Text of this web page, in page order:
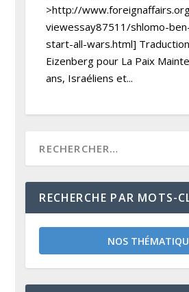
>http://
viewessay87511/shlomo-
start-all-wars.html]
Eizenberg pour La Paix
ans, Israéliens et...
RECHERCHE PAR MOTS-
NOS